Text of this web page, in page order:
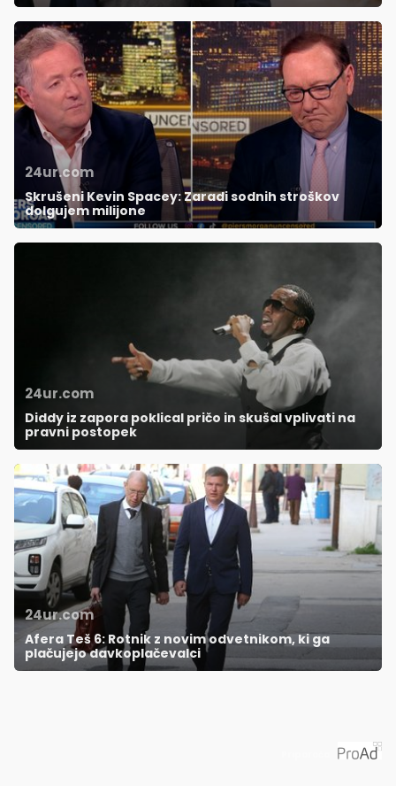
24ur.com
Skrušeni Kevin Spacey: Zaradi sodnih stroškov
dolgujem milijone
24ur.com
Diddy iz zapora poklical pričo in skušal vplivati na
pravni postopek
24ur.com
Afera Teš 6: Rotnik z novim odvetnikom, ki ga
plačujejo davkoplačevalci